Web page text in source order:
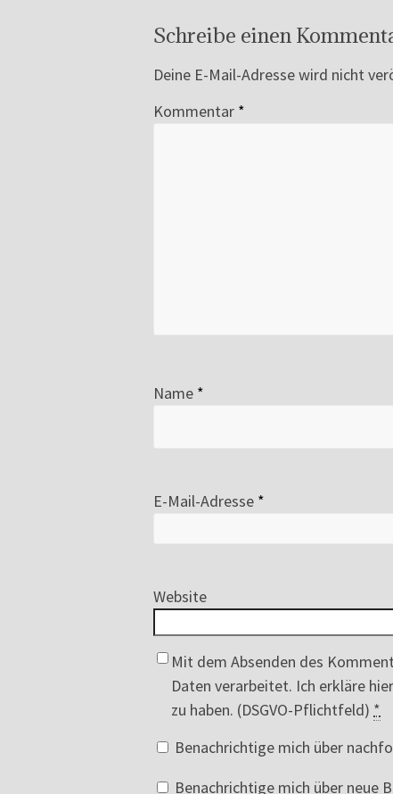
Schreibe einen
Deine E-Mail-Adresse wird nicht
Kommentar *
Name *
E-Mail-Adresse *
Website
Mit dem Absenden des
Daten verarbeitet. Ich erkläre
zu haben. (DSGVO-Pflichtfeld) *
Benachrichtige mich über
Benachrichtige mich über neue